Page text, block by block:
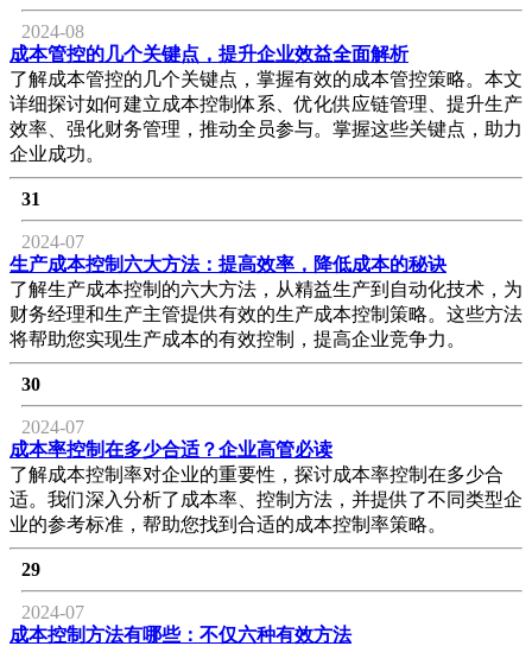
2024-08
成本管控的几个关键点，提升企业效益全面解析
了解成本管控的几个关键点，掌握有效的成本管控策略。本文
详细探讨如何建立成本控制体系、优化供应链管理、提升生产
效率、强化财务管理，推动全员参与。掌握这些关键点，助力
企业成功。
31
2024-07
生产成本控制六大方法：提高效率，降低成本的秘诀
了解生产成本控制的六大方法，从精益生产到自动化技术，为
财务经理和生产主管提供有效的生产成本控制策略。这些方法
将帮助您实现生产成本的有效控制，提高企业竞争力。
30
2024-07
成本率控制在多少合适？企业高管必读
了解成本控制率对企业的重要性，探讨成本率控制在多少合
适。我们深入分析了成本率、控制方法，并提供了不同类型企
业的参考标准，帮助您找到合适的成本控制率策略。
29
2024-07
成本控制方法有哪些：不仅六种有效方法